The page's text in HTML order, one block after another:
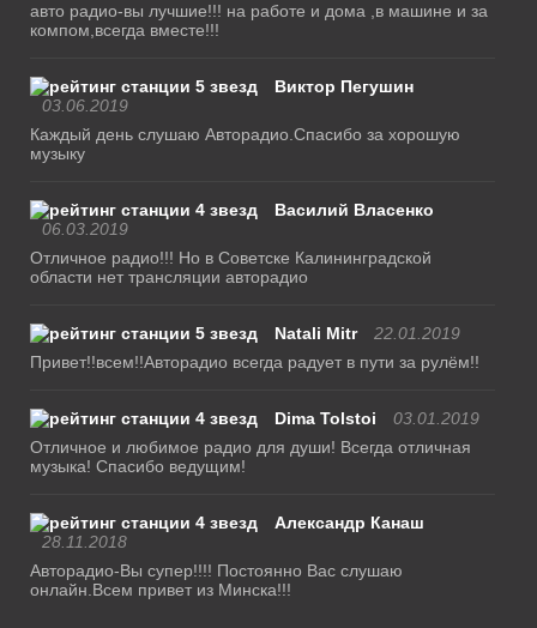
авто радио-вы лучшие!!! на работе и дома ,в машине и за
компом,всегда вместе!!!
Виктор Пегушин
03.06.2019
Каждый день слушаю Авторадио.Спасибо за хорошую
музыку
Василий Власенко
06.03.2019
Отличное радио!!! Но в Советске Калининградской
области нет трансляции авторадио
Natali Mitr
22.01.2019
Привет!!всем!!Авторадио всегда радует в пути за рулём!!
Dima Tolstoi
03.01.2019
Отличное и любимое радио для души! Всегда отличная
музыка! Спасибо ведущим!
Александр Канаш
28.11.2018
Авторадио-Вы супер!!!! Постоянно Вас слушаю
онлайн.Всем привет из Минска!!!